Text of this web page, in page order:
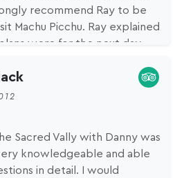
recommend Ray to be
Machu Picchu. Ray explained
were for the next day,
Sacred Vally with Danny was
knowledgeable and able
in detail. I would